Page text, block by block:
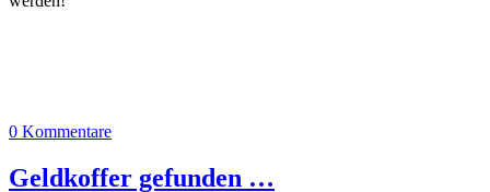
0 Kommentare
Geldkoffer gefunden …